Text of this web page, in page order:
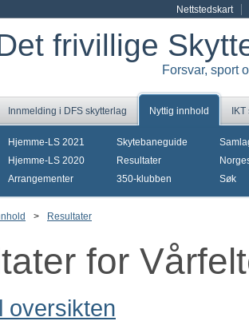
Nettstedskart
frivillige
Forsvar, sport
Innmelding i DFS skytterlag Nyttig innhold
Hjemme-LS 2021
Hjemme-LS 2020
Arrangementer
Skytebaneguide
Resultater
350-klubben
Søk
> Resultater
for
oversikten